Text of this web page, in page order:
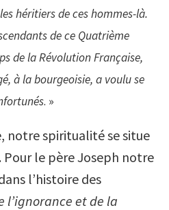
héritiers de ces hommes-là.
de ce Quatrième
de la Révolution Française,
à la bourgeoisie, a voulu se
. »
notre spiritualité se situe
Pour le père Joseph notre
l’histoire des
l’ignorance et de la